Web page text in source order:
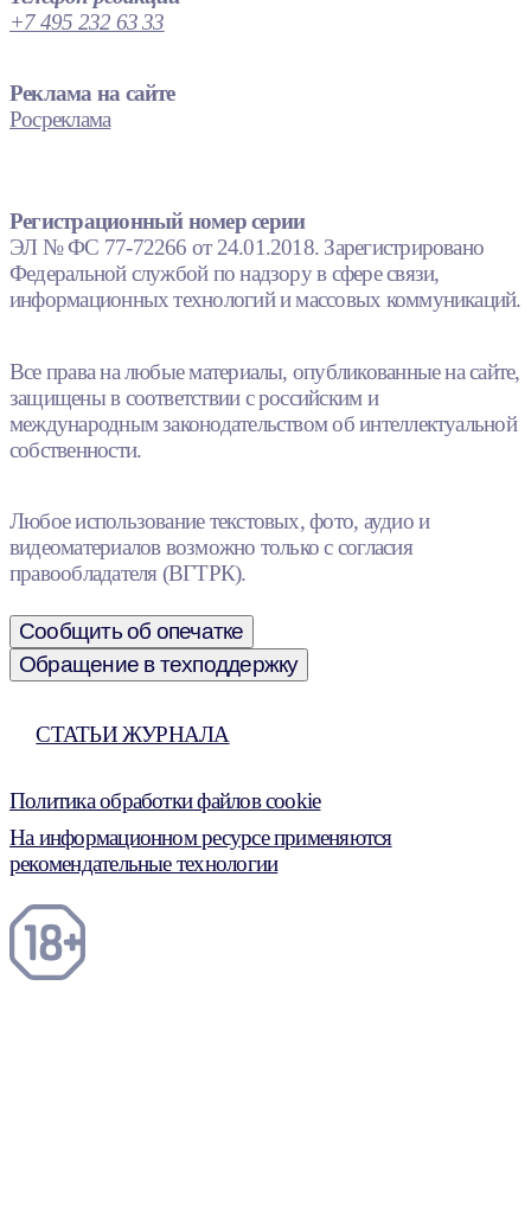
+7 495 232 63 33
Реклама на сайте
Росреклама
Регистрационный номер серии
ЭЛ № ФС 77-72266 от 24.01.2018. Зарегистрировано
Федеральной службой по надзору в сфере связи,
информационных технологий и массовых коммуникаций.
Все права на любые материалы, опубликованные на сайте,
защищены в соответствии с российским и
международным законодательством об интеллектуальной
собственности.
Любое использование текстовых, фото, аудио и
видеоматериалов возможно только с согласия
правообладателя (ВГТРК).
Сообщить об опечатке
Обращение в техподдержку
СТАТЬИ ЖУРНАЛА
Политика обработки файлов cookie
На информационном ресурсе применяются
рекомендательные технологии